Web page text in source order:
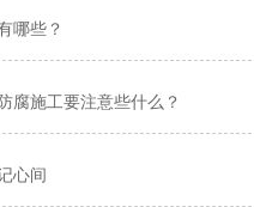
哪些？
腐施工要注意些什么？
心间